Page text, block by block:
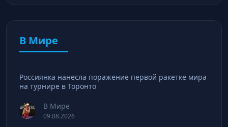
В Мире
Россиянка нанесла поражение первой ракетке мира
на турнире в Торонто
В Мире
09.08.2026